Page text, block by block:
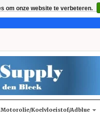
Motorolie/koelvloeistof/adblue
om onze website te verbeteren.